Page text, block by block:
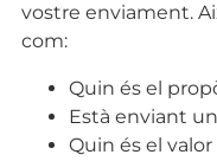
vostre enviament.
com:
Quin és el
Està enviant
Quin és el